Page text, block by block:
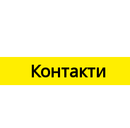
Контакти